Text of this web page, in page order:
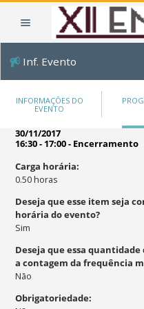
Inf. Evento
INFORMAÇÕES DO
EVENTO
30/11/2017
16:30 - 17:00- Encerramento
Carga horária:
0.50horas
Deseja que esse item seja
horária do evento?
Sim
Deseja que essa
a contagem da frequência
Não
Obrigatoriedade: